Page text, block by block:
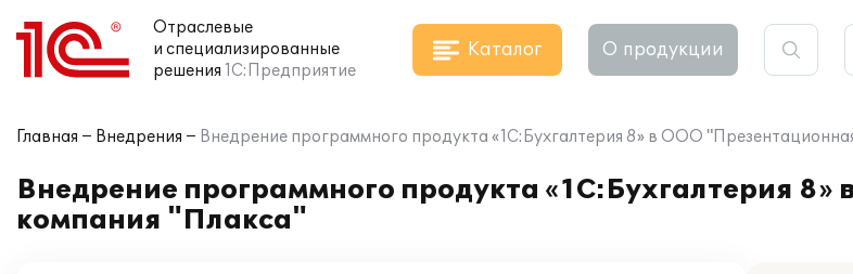
Отраслевые
и специализированные
решения 1С:Предприятие
Каталог О продукции
Главная Внедрения Внедрение программного продукта «1С:Бухгалтерия 8» в ООО
Внедрение программного продукта «1С:Бухгалтерия
компания "Плакса"